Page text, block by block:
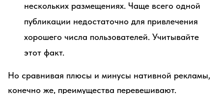
нескольких размещениях. Чаще всего одной
публикации недостаточно для привлечения
хорошего числа пользователей. Учитывайте
этот факт.
Но сравнивая плюсы и минусы нативной рекламы,
конечно же, преимущества перевешивают.